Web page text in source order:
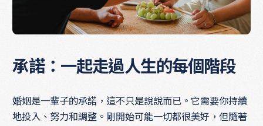
承諾：一起走過人生的每個階段
婚姻是一輩子的承諾，這不只是說說而已。它需要你持續
地投入、努力和調整。剛開始可能一切都很美好，但隨著